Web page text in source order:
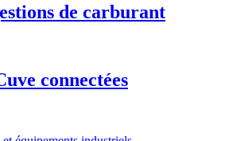
de carburant
connectées